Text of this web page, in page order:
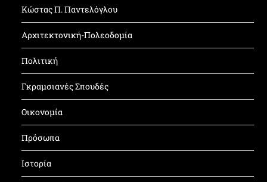
Κώστας Π. Παντελόγλου
Αρχιτεκτονική-Πολεοδομία
Πολιτική
Γκραμσιανές Σπουδές
Οικονομία
Πρόσωπα
Ιστορία